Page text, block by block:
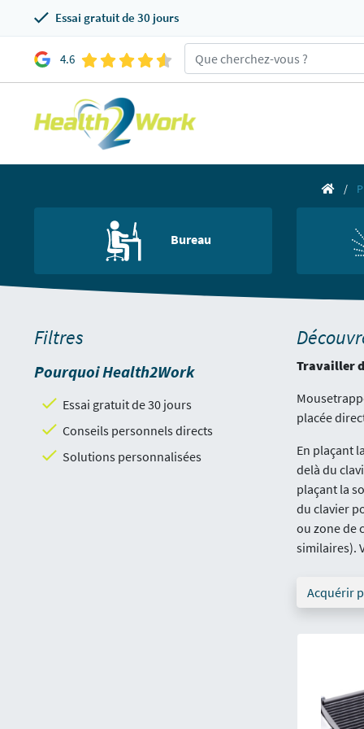
Essai gratuit de 30 jours
4.6
Bureau
Filtres
Pourquoi Health2Work
Essai gratuit de 30 jours
Conseils personnels directs
Solutions personnalisées
Travailler
placée
En plaçant
delà du
plaçant la
du clavier
ou zone de
similaires).
Acquérir